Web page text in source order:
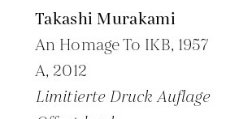
Takashi Murakami
An Homage To IKB, 1957
A, 2012
Limitierte Druck Auflage